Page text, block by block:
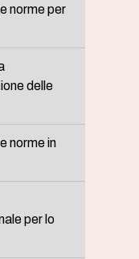
norme per
delle
norme in
per lo